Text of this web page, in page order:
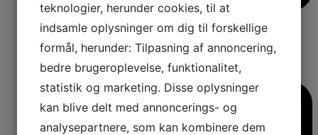
Køle-/fryseskabe
Fritstående køle-/fryseskabe
Integrerbare køle-/fryseskabe
Køleskabe med fryseboks
Amerikanerkøleskabe
teknologier, herunder cookies, til at
indsamle oplysninger om dig til forskellige
formål, herunder: Tilpasning af annoncering,
bedre brugeroplevelse, funktionalitet,
statistik og marketing. Disse oplysninger
kan blive delt med annoncerings- og
analysepartnere, som kan kombinere dem